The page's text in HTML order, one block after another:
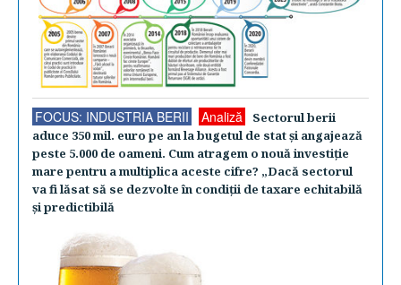
FOCUS: INDUSTRIA BERII Analiză
Sectorul berii
aduce 350 mil. euro pe an la bugetul de stat şi angajează
peste 5.000 de oameni. Cum atragem o nouă investiţie
mare pentru a multiplica aceste cifre? „Dacă sectorul
va fi lăsat să se dezvolte în condiţii de taxare echitabilă
şi predictibilă